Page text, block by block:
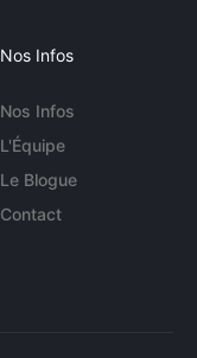
Nos Infos
Nos Infos
L'Équipe
Le Blogue
Contact